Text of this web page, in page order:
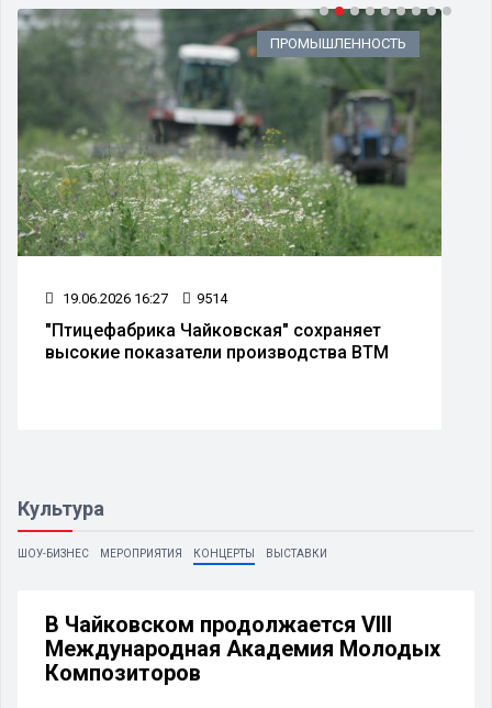
ПРОМЫШЛЕННОСТЬ
19.06.2026 16:27 9514
"Птицефабрика Чайковская" сохраняет
высокие показатели производства ВТМ
Культура
ШОУ-БИЗНЕС МЕРОПРИЯТИЯ КОНЦЕРТЫ ВЫСТАВКИ
В Чайковском продолжается VIII
Международная Академия Молодых
Композиторов